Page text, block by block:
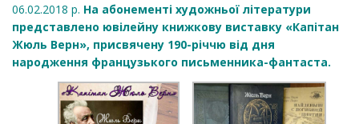
06.02.2018 р. На абонементі художньої літератури
представлено ювілейну книжкову виставку «Капітан
Жюль Верн», присвячену 190-річчю від дня
народження французького письменника-фантаста.